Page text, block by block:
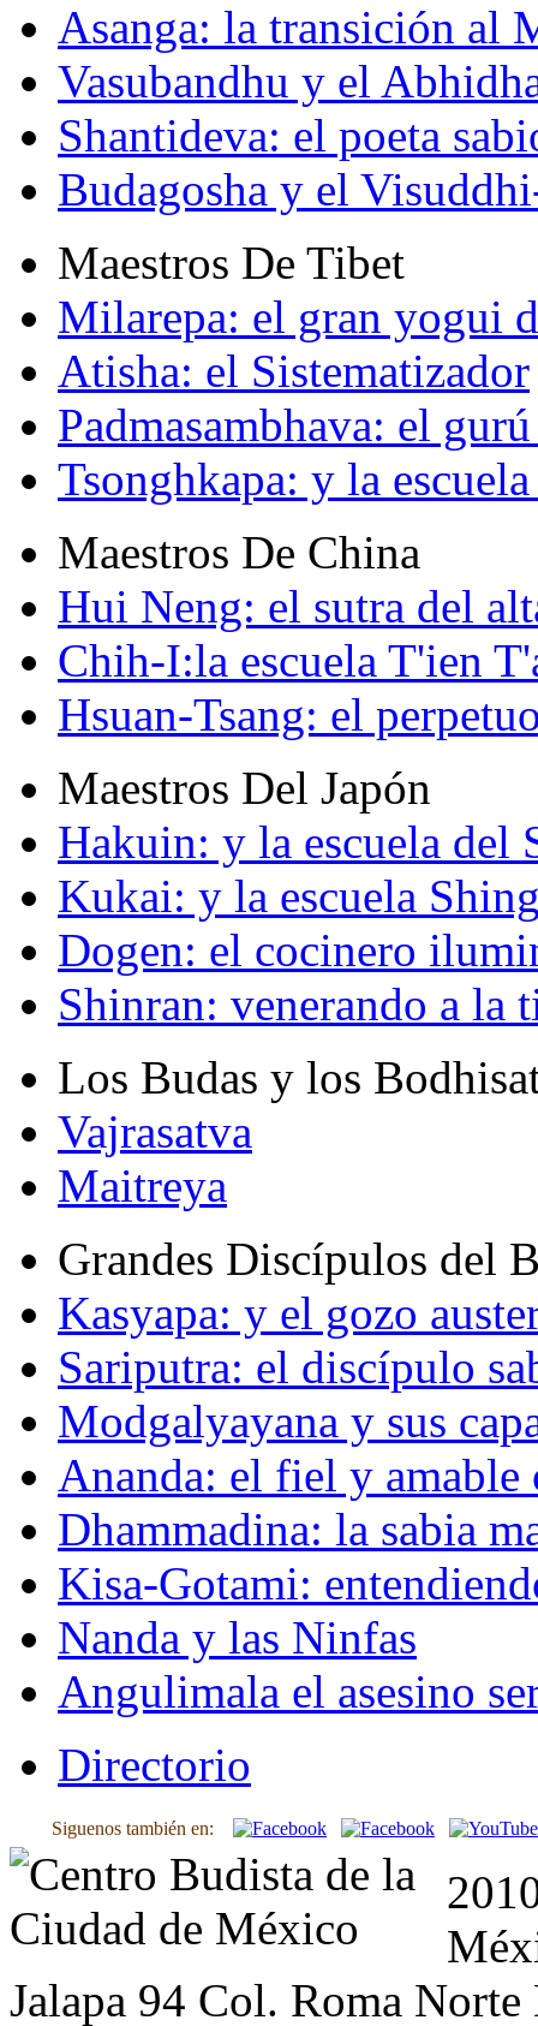
Asanga: la transición al
Vasubandhu y el
Shantideva: el poeta
Budagosha y el
Maestros De Tibet
Milarepa: el gran yogui
Atisha: el Sistematizador
Padmasambhava: el
Tsonghkapa: y la
Maestros De China
Hui Neng: el sutra del
Chih-I:la escuela T'ien
Hsuan-Tsang: el
Maestros Del Japón
Hakuin: y la escuela del
Kukai: y la escuela
Dogen: el cocinero
Shinran: venerando a la
Los Budas y los
Vajrasatva
Maitreya
Grandes Discípulos del
Kasyapa: y el gozo
Sariputra: el discípulo
Modgalyayana y sus
Ananda: el fiel y amable
Dhammadina: la sabia
Kisa-Gotami:
Nanda y las Ninfas
Angulimala el asesino
Directorio
Siguenos también en:
Jalapa 94 Col. Roma